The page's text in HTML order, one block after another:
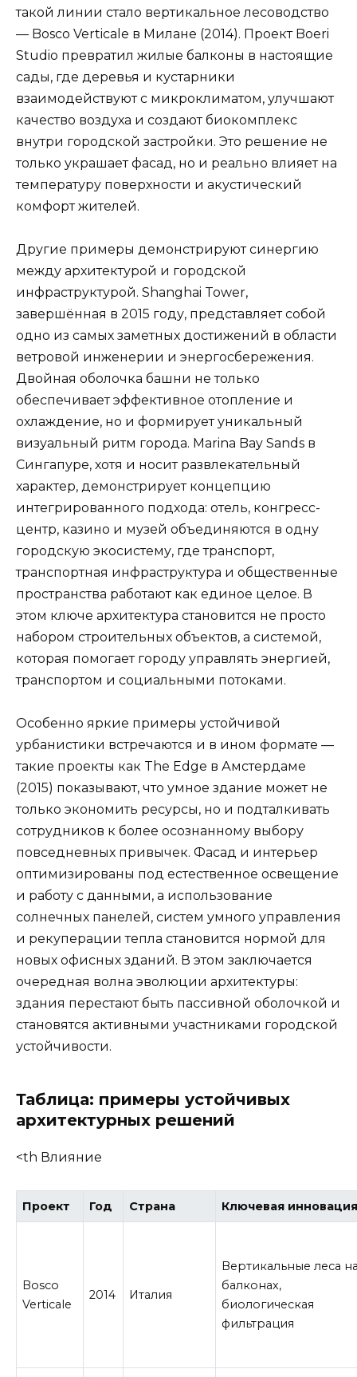
такой линии стало вертикальное лесоводство
— Bosco Verticale в Милане (2014). Проект Boeri
Studio превратил жилые балконы в настоящие
сады, где деревья и кустарники
взаимодействуют с микроклиматом, улучшают
качество воздуха и создают биокомплекс
внутри городской застройки. Это решение не
только украшает фасад, но и реально влияет на
температуру поверхности и акустический
комфорт жителей.
Другие примеры демонстрируют синергию
между архитектурой и городской
инфраструктурой. Shanghai Tower,
завершённая в 2015 году, представляет собой
одно из самых заметных достижений в области
ветровой инженерии и энергосбережения.
Двойная оболочка башни не только
обеспечивает эффективное отопление и
охлаждение, но и формирует уникальный
визуальный ритм города. Marina Bay Sands в
Сингапуре, хотя и носит развлекательный
характер, демонстрирует концепцию
интегрированного подхода: отель, конгресс-
центр, казино и музей объединяются в одну
городскую экосистему, где транспорт,
транспортная инфраструктура и общественные
пространства работают как единое целое. В
этом ключе архитектура становится не просто
набором строительных объектов, а системой,
которая помогает городу управлять энергией,
транспортом и социальными потоками.
Особенно яркие примеры устойчивой
урбанистики встречаются и в ином формате —
такие проекты как The Edge в Амстердаме
(2015) показывают, что умное здание может не
только экономить ресурсы, но и подталкивать
сотрудников к более осознанному выбору
повседневных привычек. Фасад и интерьер
оптимизированы под естественное освещение
и работу с данными, а использование
солнечных панелей, систем умного управления
и рекуперации тепла становится нормой для
новых офисных зданий. В этом заключается
очередная волна эволюции архитектуры:
здания перестают быть пассивной оболочкой и
становятся активными участниками городской
устойчивости.
Таблица: примеры устойчивых
архитектурных решений
<th Влияние
Проект Год Страна Ключевая
Bosco
Verticale
2014 Италия
Вертикальные леса
балконах,
биологическая
фильтрация